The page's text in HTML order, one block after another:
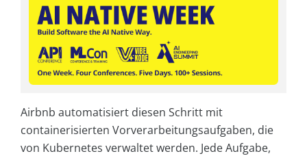
Airbnb automatisiert diesen Schritt mit
containerisierten Vorverarbeitungsaufgaben, die
von Kubernetes verwaltet werden. Jede Aufgabe,